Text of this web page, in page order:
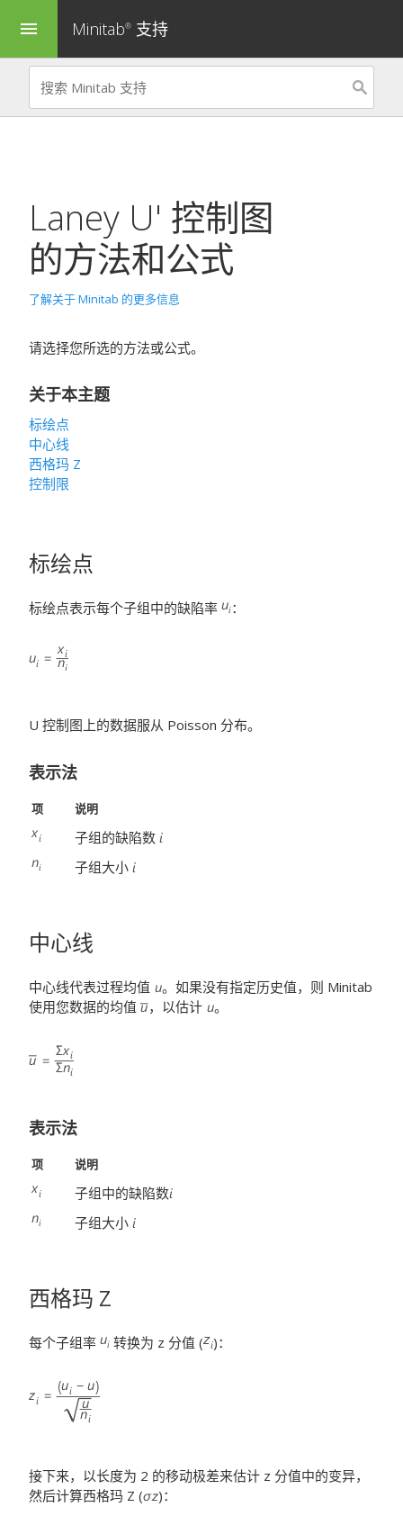
menu Minitab® 支持
Laney U' 控制图
的方法和公式
了解关于 Minitab 的更多信息
请选择您所选的方法或公式。
关于本主题
标绘点
中心线
西格玛 Z
控制限
标绘点
标绘点表示每个子组中的缺陷率 ：
U 控制图上的数据服从 Poisson 分布。
表示法
项 说明
子组的缺陷数
子组大小
中心线
中心线代表过程均值
。如果没有指定历史值，则 Minitab
使用您数据的均值
，以估计 。
表示法
项 说明
子组中的缺陷数
子组大小
西格玛 Z
每个子组率 转换为 z 分值 ( )：
接下来，以长度为 2 的移动极差来估计 z 分值中的变异，
然后计算西格玛 Z (
)：